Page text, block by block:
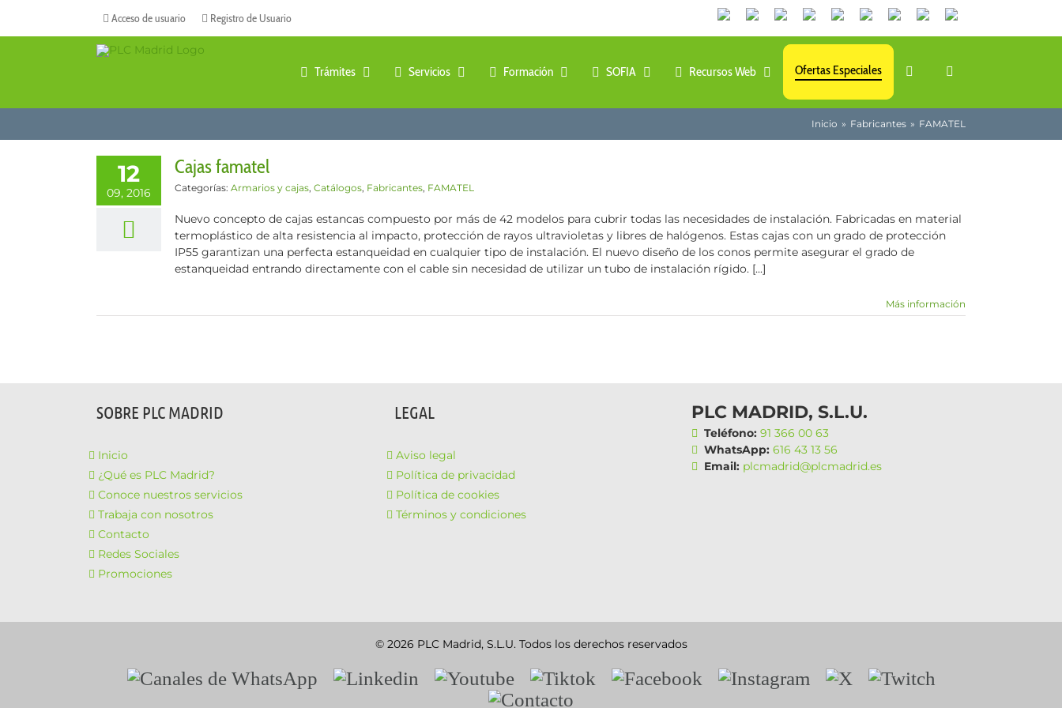
contenido
Acceso de usuario Registro de Usuario
Canales
de
LinkedinYoutubeTiktokFacebookInstagram
X TwitchContacto
Trámites Servicios Formación SOFIA Recursos Web Ofertas Especiales
Inicio Fabricantes FAMATEL
12
09, 2016
Cajas famatel
Categorías: Armarios y cajas, Catálogos, Fabricantes, FAMATEL
Nuevo concepto de cajas estancas compuesto por más de 42 modelos para cubrir todas las necesidades de instalación. Fabricadas en material
termoplástico de alta resistencia al impacto, protección de rayos ultravioletas y libres de halógenos. Estas cajas con un grado de protección
IP55 garantizan una perfecta estanqueidad en cualquier tipo de instalación. El nuevo diseño de los conos permite asegurar el grado de
estanqueidad entrando directamente con el cable sin necesidad de utilizar un tubo de instalación rígido. [...]
Más información
SOBRE PLC MADRID
Inicio
¿Qué es PLC Madrid?
Conoce nuestros servicios
Trabaja con nosotros
Contacto
Redes Sociales
Promociones
LEGAL
Aviso legal
Política de privacidad
Política de cookies
Términos y condiciones
PLC MADRID, S.L.U.
Teléfono:91 366 00 63
WhatsApp:616 43 13 56
Email: plcmadrid@plcmadrid.es
© 2026 PLC Madrid, S.L.U. Todos los derechos reservados
Canales
Linkedin Youtube Tiktok Facebook Instagram X
Twitch
Contacto